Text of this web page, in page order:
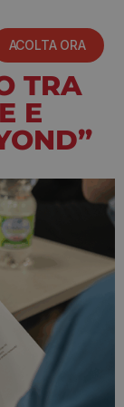
ACOLTA ORA
TRA
E